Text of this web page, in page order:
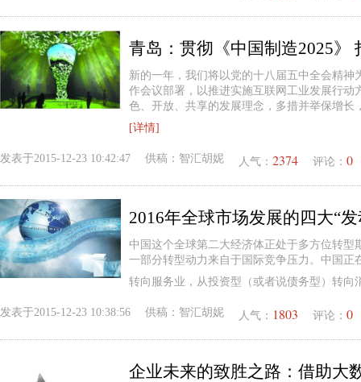
青岛：贯彻《中国制造2025》
新的一年，我们将以党的十八届五中全会精
作会议部署，以推进实施互联网工业发展行动
色、开放、共享的发展理念，多措并举保增
[详情]
发表于2015-12-23 10:42:47 供稿： 智汇胡妮 人气： 2374 评论： 0
2016年全球市场发展的四大“发
中国这个全球第二大经济体正处于多方位转
一部分转型动力来自于国际竞争压力。中国正
转向服务业，从投资型（或者说债务型）转向
发表于2015-12-23 10:38:56 供稿： 智汇胡妮 人气： 1803 评论： 0
企业未来的致胜之路：借助大